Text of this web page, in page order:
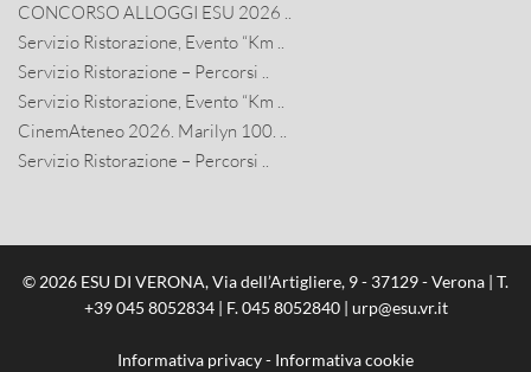
CONCORSO ALLOGGI ESU 2026 ..
Servizio Ristorazione, Evento “Km ..
Servizio Ristorazione – Percorsi ..
Servizio Ristorazione, Evento “Km ..
CinemAteneo 2026. Marilyn 100. ..
Servizio Ristorazione – Percorsi ..
© 2026 ESU DI VERONA, Via dell’Artigliere, 9 - 37129 - Verona | T.
+39 045 8052834| F. 045 8052840 | urp@esu.vr.it
Informativa privacy- Informativa cookie